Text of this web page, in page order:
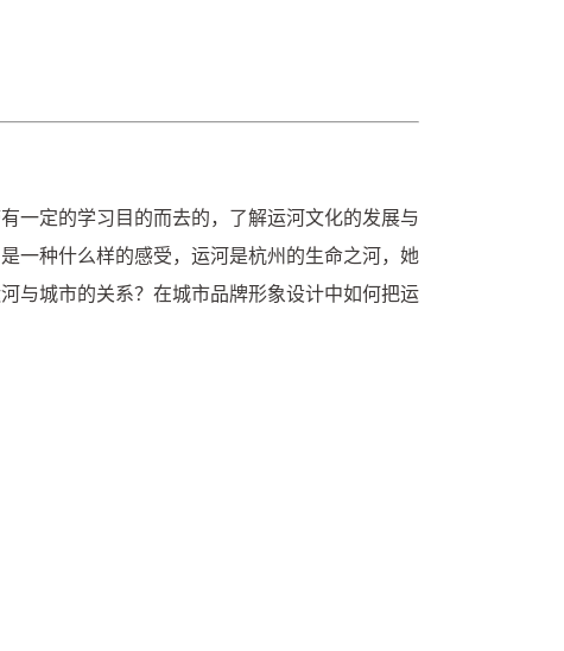
一定的学习目的而去的，了解运河文化的发展与
一种什么样的感受，运河是杭州的生命之河，她
与城市的关系？在城市品牌形象设计中如何把运